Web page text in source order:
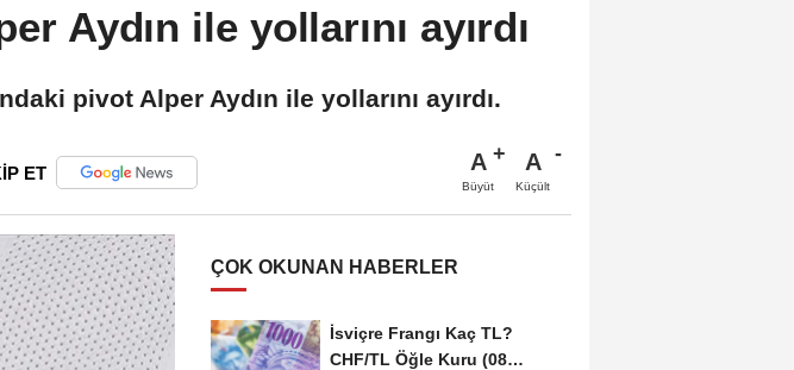
Aydın ile yollarını ayırdı
pivot Alper Aydın ile yollarını ayırdı.
ET A
Büyüt
A
Küçült
ÇOK OKUNAN HABERLER
İsviçre Frangı Kaç TL?
CHF/TL Öğle Kuru (08